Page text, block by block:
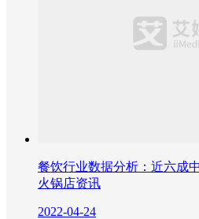
餐饮行业数据分析：近六成
火锅店资讯
2022-04-24